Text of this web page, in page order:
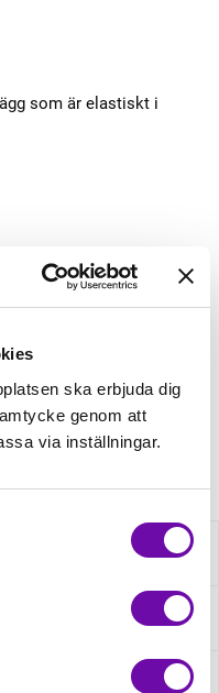
ska erbjuda dig
genom att
via inställningar.
som är elastiskt i